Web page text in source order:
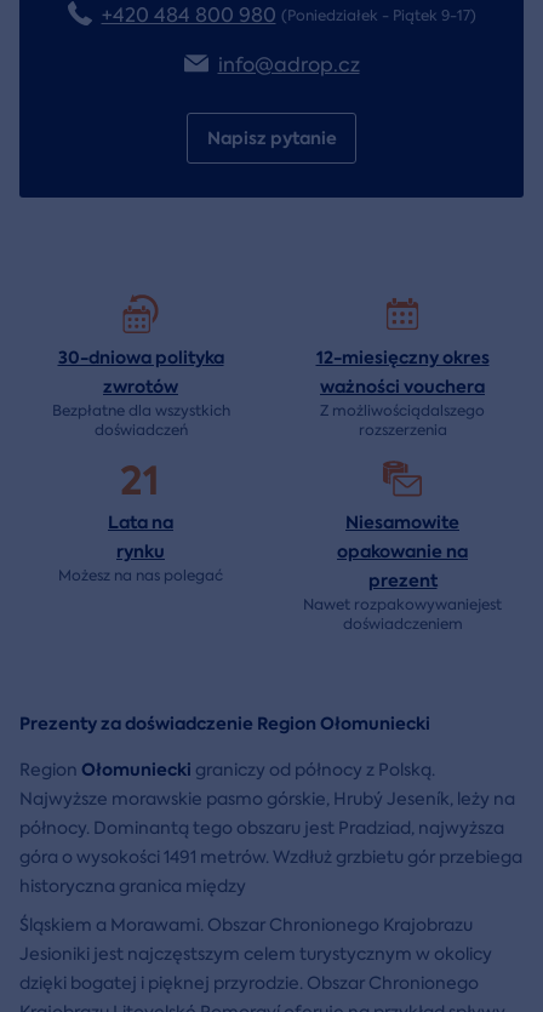
+420 484 800 980 (Poniedziałek - Piątek 9-17)
info@adrop.cz
Napisz pytanie
30-dniowa polityka
zwrotów
Bezpłatne dla wszystkich
doświadczeń
12-miesięczny okres
ważności vouchera
Z możliwościądalszego
rozszerzenia
21
Lata na
rynku
Możesz na nas polegać
Niesamowite
opakowanie na
prezent
Nawet rozpakowywaniejest
doświadczeniem
Prezenty za doświadczenie Region Ołomuniecki
Region Ołomuniecki graniczy od północy z Polską.
Najwyższe morawskie pasmo górskie, Hrubý Jeseník, leży na
północy. Dominantą tego obszaru jest Pradziad, najwyższa
góra o wysokości 1491 metrów. Wzdłuż grzbietu gór przebiega
historyczna granica między
Śląskiem a Morawami. Obszar Chronionego Krajobrazu
Jesioniki jest najczęstszym celem turystycznym w okolicy
dzięki bogatej i pięknej przyrodzie. Obszar Chronionego